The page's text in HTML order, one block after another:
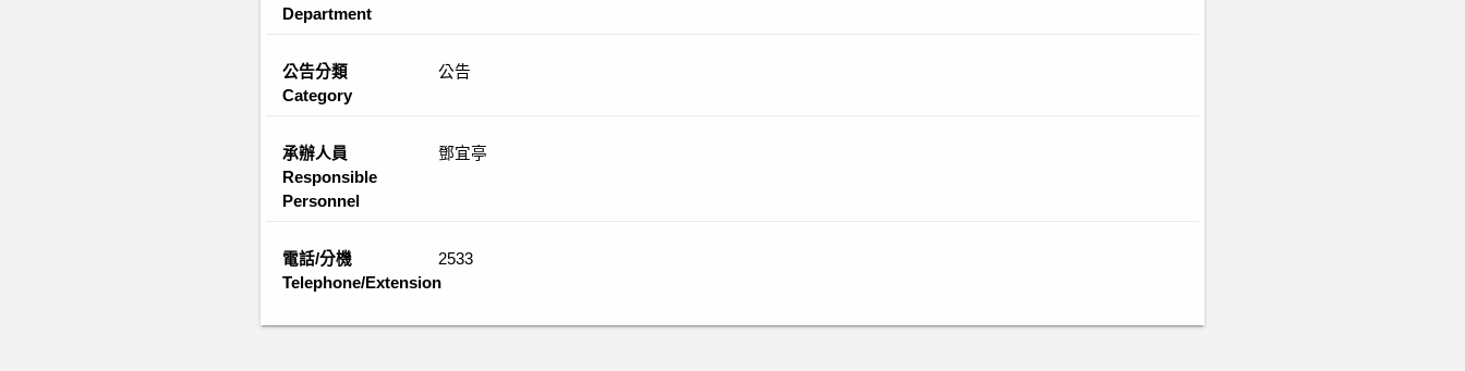
Department
公告分類
Category
公告
承辦人員
Responsible
Personnel
鄧宜亭
電話/分機
Telephone/Extension
2533